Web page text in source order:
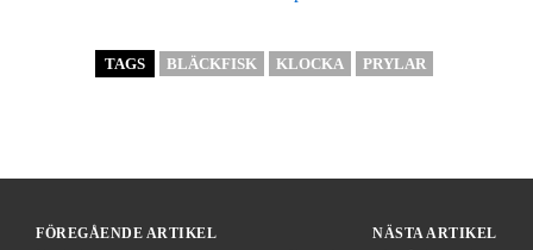
TAGS BLÄCKFISK KLOCKA PRYLAR
FÖREGÅENDE ARTIKEL NÄSTA ARTIKEL